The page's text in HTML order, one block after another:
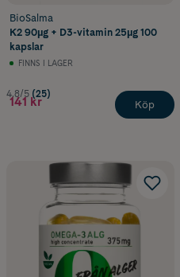
BioSalma
K2 90µg + D3-vitamin 25µg 100
kapslar
FINNS I LAGER
4.8/5 (25)
141 kr Köp